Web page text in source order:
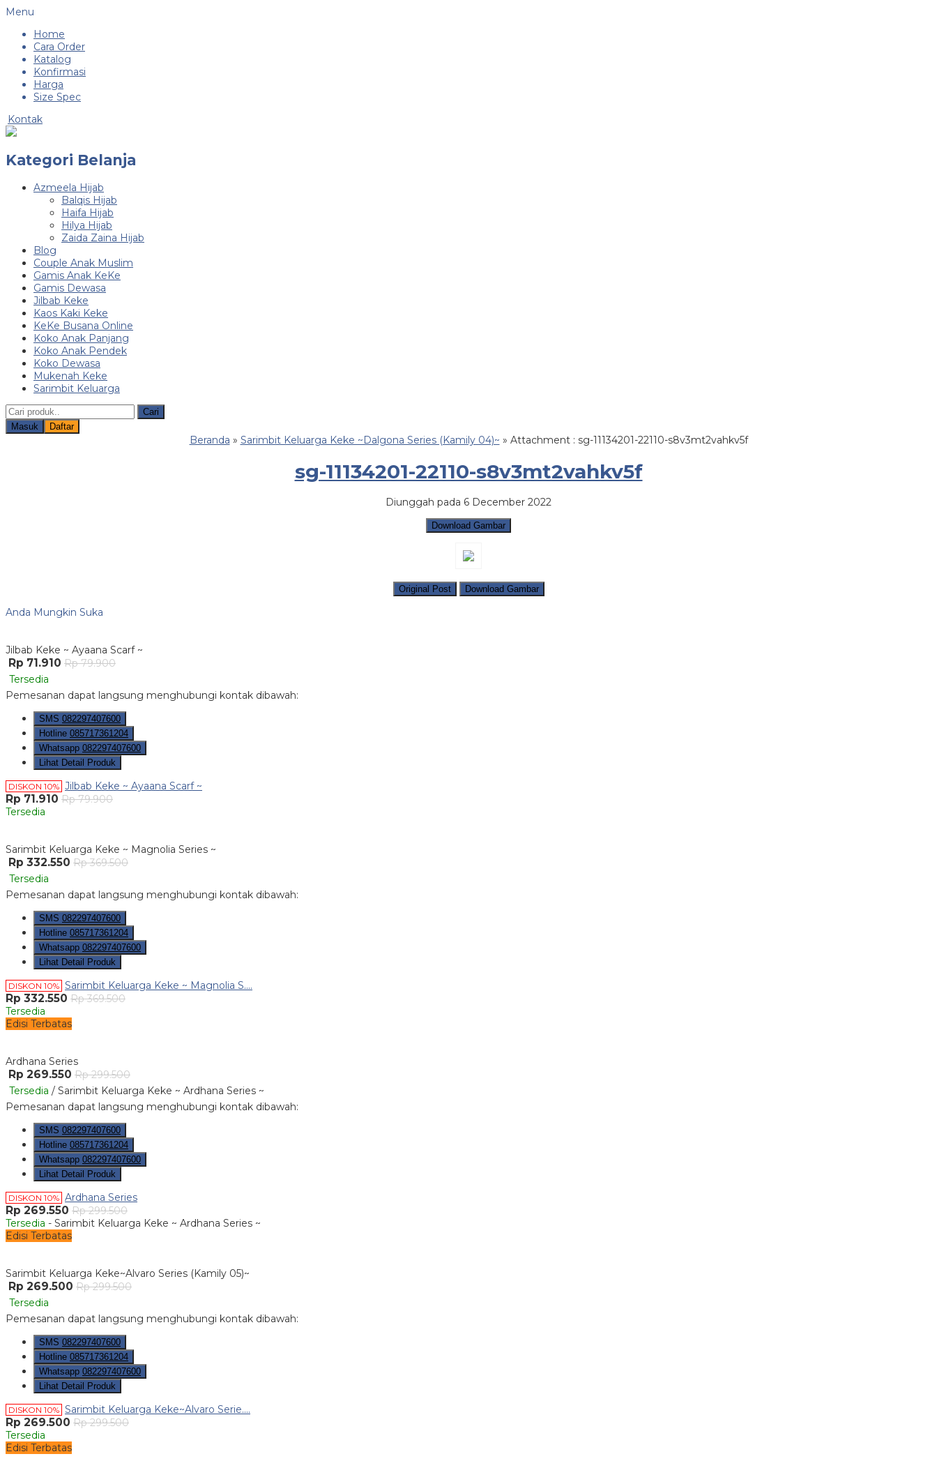
Menu
Home
Cara Order
Katalog
Konfirmasi
Harga
Size Spec
Kontak
Kategori Belanja
Azmeela Hijab
Balqis Hijab
Haifa Hijab
Hilya Hijab
Zaida Zaina Hijab
Blog
Couple Anak Muslim
Gamis Anak KeKe
Gamis Dewasa
Jilbab Keke
Kaos Kaki Keke
KeKe Busana Online
Koko Anak Panjang
Koko Anak Pendek
Koko Dewasa
Mukenah Keke
Sarimbit Keluarga
Cari
Masuk
Daftar
Beranda » Sarimbit Keluarga Keke ~Dalgona Series (Kamily 04)~ » Attachment : sg-11134201-22110-s8v3mt2vahkv5f
sg-11134201-22110-s8v3mt2vahkv5f
Diunggah pada 6 December 2022
Download Gambar
Original Post Download Gambar
Anda Mungkin Suka
Jilbab Keke ~ Ayaana Scarf ~
Rp 71.910 Rp 79.900
Tersedia
Pemesanan dapat langsung menghubungi kontak dibawah:
SMS 082297407600
Hotline 085717361204
Whatsapp 082297407600
Lihat Detail Produk
DISKON 10% Jilbab Keke ~ Ayaana Scarf ~
Rp 71.910 Rp 79.900
Tersedia
Sarimbit Keluarga Keke ~ Magnolia Series ~
Rp 332.550 Rp 369.500
Tersedia
Pemesanan dapat langsung menghubungi kontak dibawah:
SMS 082297407600
Hotline 085717361204
Whatsapp 082297407600
Lihat Detail Produk
DISKON 10% Sarimbit Keluarga Keke ~ Magnolia S....
Rp 332.550 Rp 369.500
Tersedia
Edisi Terbatas
Ardhana Series
Rp 269.550 Rp 299.500
Tersedia / Sarimbit Keluarga Keke ~ Ardhana Series ~
Pemesanan dapat langsung menghubungi kontak dibawah:
SMS 082297407600
Hotline 085717361204
Whatsapp 082297407600
Lihat Detail Produk
DISKON 10% Ardhana Series
Rp 269.550 Rp 299.500
Tersedia - Sarimbit Keluarga Keke ~ Ardhana Series ~
Edisi Terbatas
Sarimbit Keluarga Keke~Alvaro Series (Kamily 05)~
Rp 269.500 Rp 299.500
Tersedia
Pemesanan dapat langsung menghubungi kontak dibawah:
SMS 082297407600
Hotline 085717361204
Whatsapp 082297407600
Lihat Detail Produk
DISKON 10% Sarimbit Keluarga Keke~Alvaro Serie....
Rp 269.500 Rp 299.500
Tersedia
Edisi Terbatas